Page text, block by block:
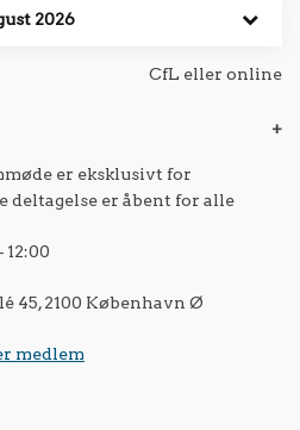
2026
CfL eller online
+
er eksklusivt for
deltagelse er åbent for alle
12:00
45, 2100 København Ø
medlem